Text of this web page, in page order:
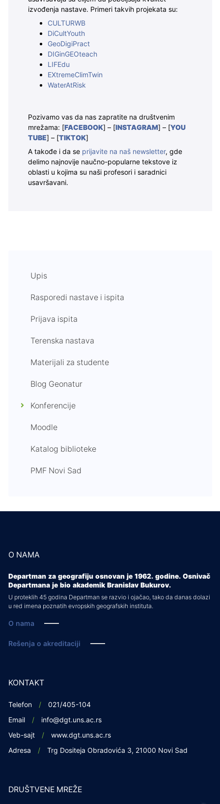
izvođenja nastave. Primeri takvih projekata su:
CULTURWB
DiCultYouth
GeoDigiPract
DIGinGEOteach
LIFEdu
EXtremeClimTwin
WaterAtRisk
Pozivamo vas da nas zapratite na društvenim
mrežama: [FACEBOOK] – [INSTAGRAM] – [YOU
TUBE] – [TIKTOK]
A takođe i da se prijavite na naš newsletter, gde
delimo najnovije naučno-popularne tekstove iz
oblasti u kojima su naši profesori i saradnici
usavršavani.
Upis
Rasporedi nastave i ispita
Prijava ispita
Terenska nastava
Materijali za studente
Blog Geonatur
Konferencije
Moodle
Katalog biblioteke
PMF Novi Sad
O NAMA
Departman za geografiju osnovan je 1962. godine. Osnivač
Departmana je bio akademik Branislav Bukurov.
U proteklih 45 godina Departman se razvio i ojačao, tako da danas dolazi
u red imena poznatih evropskih geografskih instituta.
O nama
Rešenja o akreditaciji
KONTAKT
Telefon
021/405-104
Email
info@dgt.uns.ac.rs
Veb-sajt
www.dgt.uns.ac.rs
Adresa
Trg Dositeja Obradovića 3, 21000 Novi Sad
DRUŠTVENE MREŽE